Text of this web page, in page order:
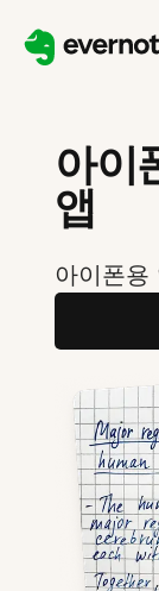
아이
앱
아이폰용